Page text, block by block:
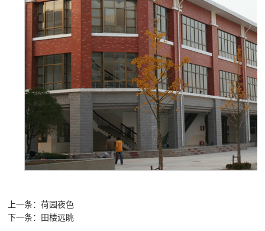
上一条：荷园夜色
下一条： 田楼远眺